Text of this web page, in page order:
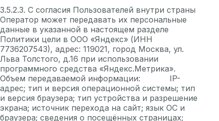
3.5.2.3. С согласия Пользователей внутри страны
Оператор может передавать их персональные
данные в указанной в настоящем разделе
Политики цели в ООО «Яндекс» (ИНН
7736207543), адрес: 119021, город Москва, ул.
Льва Толстого, д.16 при использовании
программного средства «Яндекс.Метрика».
Объем передаваемой информации: IP-
адрес; тип и версия операционной системы; тип
и версия браузера; тип устройства и разрешение
экрана; источник перехода на сайт; язык ОС и
браузера; сведения о посещённых страницах;